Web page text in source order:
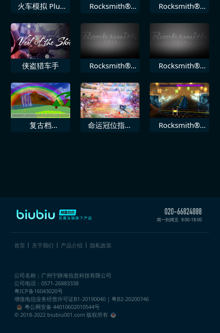
火车模拟 Plus
B16mnopux
106
Rocksmith®
外人
Rocksmith®
堕落
侠盗猎车手
Rocksmith®
负鼠王国
Rocksmith®
Ruby Soho
复古档
命运冠位指定
Rocksmith®
周一到周五 9:00-18:00
首页 关于我们 产品介绍 隐私政策
公司名称：广州宁静海信息科技有限公司
公司电话：0571-26883338
粤ICP备16043020号
增值电信业务经营许可证B1-20190040 | 粤B2-20200746
粤公网安备 44010602010544号
© 2018-2022 biubiu001.com 版权所有